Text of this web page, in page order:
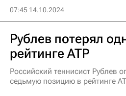
07:45 14.10.2024
Рублев потерял
рейтинге ATP
Российский теннисист Рублев
седьмую позицию в рейтинге